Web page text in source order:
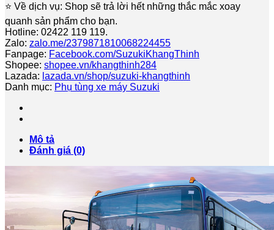
⭐️ Về dịch vụ: Shop sẽ trả lời hết những thắc mắc xoay
quanh sản phẩm cho bạn.
Hotline: 02422 119 119.
Zalo: zalo.me/2379871810068224455
Fanpage: Facebook.com/SuzukiKhangThinh
Shopee: shopee.vn/khangthinh284
Lazada: lazada.vn/shop/suzuki-khangthinh
Danh mục: Phụ tùng xe máy Suzuki
Mô tả
Đánh giá (0)